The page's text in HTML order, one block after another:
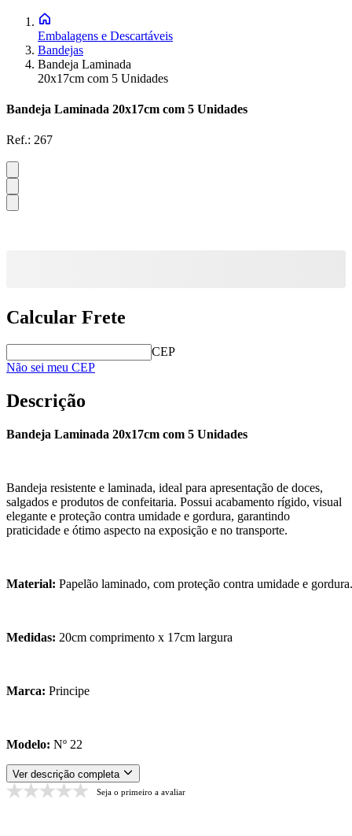
Embalagens e Descartáveis
Bandejas
Bandeja Laminada
20x17cm com 5 Unidades
Bandeja Laminada 20x17cm com 5 Unidades
Ref.: 267
Calcular Frete
CEP
Não sei meu CEP
Descrição
Bandeja Laminada 20x17cm com 5 Unidades
Bandeja resistente e laminada, ideal para apresentação de doces,
salgados e produtos de confeitaria. Possui acabamento rígido, visual
elegante e proteção contra umidade e gordura, garantindo
praticidade e ótimo aspecto na exposição e no transporte.
Material: Papelão laminado, com proteção contra umidade e gordura.
Medidas: 20cm comprimento x 17cm largura
Marca: Principe
Modelo: Nº 22
Ver descrição completa
Seja o primeiro a avaliar